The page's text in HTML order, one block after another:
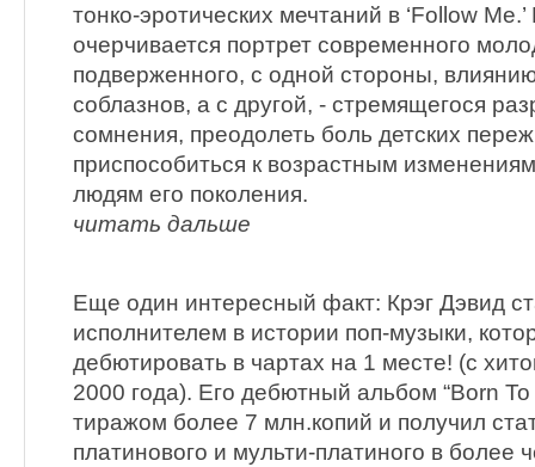
тонко-эротических мечтаний в ‘Follow
очерчивается портрет современного
подверженного, с одной стороны,
соблазнов, а с другой, - стремящегося
сомнения, преодолеть боль детских
приспособиться к возрастным
людям его поколения.
читать дальше
Еще один интересный факт: Крэг Дэвид
исполнителем в истории поп-музыки,
дебютировать в чартах на 1 месте! (с
2000 года). Его дебютный альбом “Born
тиражом более 7 млн.копий и получил
платинового и мульти-платиного в